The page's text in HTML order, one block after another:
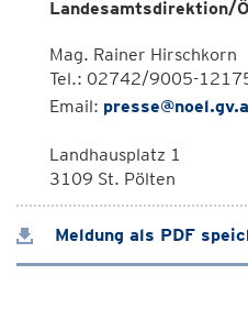
Landesamtsdirektion/
Mag. Rainer Hirschkorn
Tel.: 02742/9005-
Email:
Landhausplatz 1
3109 St. Pölten
Meldung als PDF